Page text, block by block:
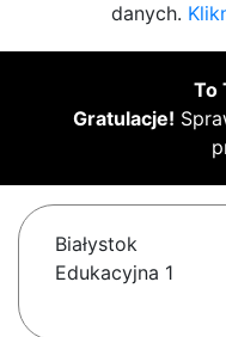
danych.
To
Gratulacje!
Białystok
Edukacyjna 1